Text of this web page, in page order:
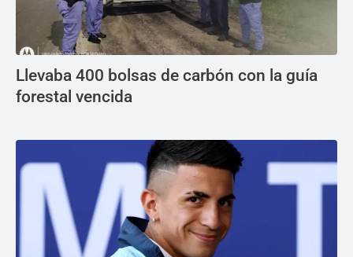
Llevaba 400 bolsas de carbón con la guía
forestal vencida